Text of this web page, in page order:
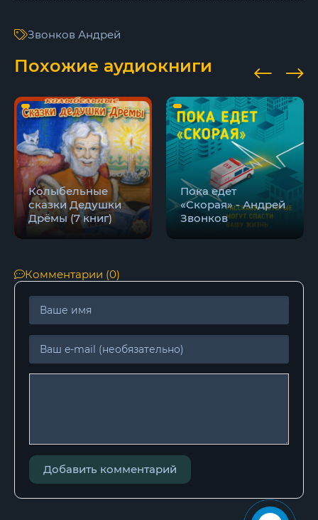
Звонков Андрей
Похожие аудиокниги
Колыбельные
сказки Дедушки
Дрёмы (7 книг)
Пока едет
«Скорая» - Андрей
Звонков
Комментарии (0)
Добавить комментарий